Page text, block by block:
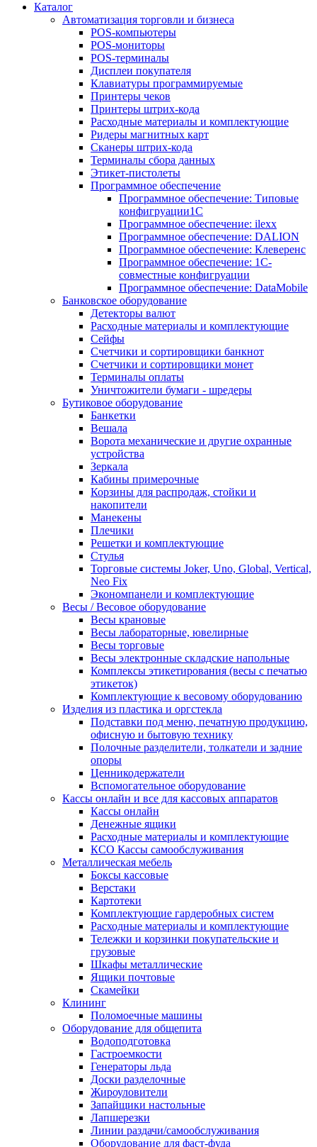
Каталог
Автоматизация торговли и бизнеса
POS-компьютеры
POS-мониторы
POS-терминалы
Дисплеи покупателя
Клавиатуры программируемые
Принтеры чеков
Принтеры штрих-кода
Расходные материалы и комплектующие
Ридеры магнитных карт
Сканеры штрих-кода
Терминалы сбора данных
Этикет-пистолеты
Программное обеспечение
Программное обеспечение: Типовые
конфигруации1С
Программное обеспечение: ilexx
Программное обеспечение: DALION
Программное обеспечение: Клеверенс
Программное обеспечение: 1С-
совместные конфигруации
Программное обеспечение: DataMobile
Банковское оборудование
Детекторы валют
Расходные материалы и комплектующие
Сейфы
Счетчики и сортировщики банкнот
Счетчики и сортировщики монет
Терминалы оплаты
Уничтожители бумаги - шредеры
Бутиковое оборудование
Банкетки
Вешала
Ворота механические и другие охранные
устройства
Зеркала
Кабины примерочные
Корзины для распродаж, стойки и
накопители
Манекены
Плечики
Решетки и комплектующие
Стулья
Торговые системы Joker, Uno, Global, Vertical,
Neo Fix
Экономпанели и комплектующие
Весы / Весовое оборудование
Весы крановые
Весы лабораторные, ювелирные
Весы торговые
Весы электронные складские напольные
Комплексы этикетирования (весы с печатью
этикеток)
Комплектующие к весовому оборудованию
Изделия из пластика и оргстекла
Подставки под меню, печатную продукцию,
офисную и бытовую технику
Полочные разделители, толкатели и задние
опоры
Ценникодержатели
Вспомогательное оборудование
Кассы онлайн и все для кассовых аппаратов
Кассы онлайн
Денежные ящики
Расходные материалы и комплектующие
КСО Кассы самообслуживания
Металлическая мебель
Боксы кассовые
Верстаки
Картотеки
Комплектующие гардеробных систем
Расходные материалы и комплектующие
Тележки и корзинки покупательские и
грузовые
Шкафы металлические
Ящики почтовые
Скамейки
Клининг
Поломоечные машины
Оборудование для общепита
Водоподготовка
Гастроемкости
Генераторы льда
Доски разделочные
Жироуловители
Запайщики настольные
Лапшерезки
Линии раздачи/самообслуживания
Оборудование для фаст-фуда